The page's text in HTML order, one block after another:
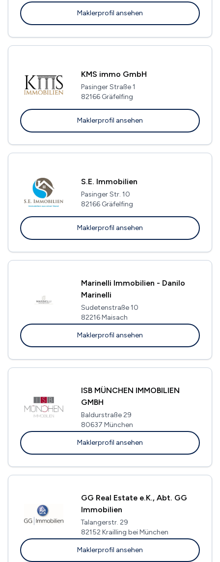
Maklerprofil ansehen
KMS immo GmbH
Pasinger Straße 1
82166 Gräfelfing
Maklerprofil ansehen
S.E. Immobilien
Pasinger Str. 10
82166 Gräfelfing
Maklerprofil ansehen
Marinelli Immobilien - Danilo
Marinelli
Sudetenstraße 10
82216 Maisach
Maklerprofil ansehen
ISB MÜNCHEN IMMOBILIEN
GMBH
Baldurstraße 29
80637 München
Maklerprofil ansehen
GG Real Estate e.K., Abt. GG
Immobilien
Talangerstr. 29
82152 Krailling bei München
Maklerprofil ansehen